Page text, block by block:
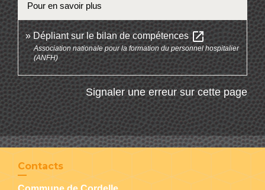
Pour en savoir plus
Dépliant sur le bilan de compétencesopen_in_new
Association nationale pour la formation du personnel hospitalier
(ANFH)
Signaler une erreur sur cette page
Contacts